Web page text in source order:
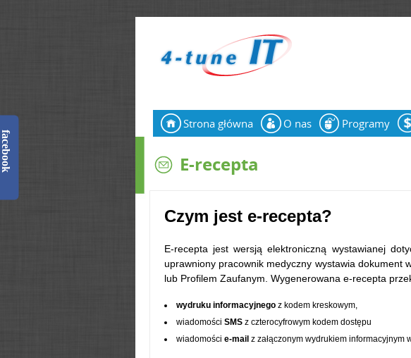
facebook E-recepta
Czym jest e-recepta?
E-recepta jest wersją elektroniczną wystawianej
uprawniony pracownik medyczny wystawia dokument
lub Profilem Zaufanym. Wygenerowana e-recepta
wydruku informacyjnego z kodem kreskowym,
wiadomości SMS z czterocyfrowym kodem dostępu
wiadomości e-mail z załączonym wydrukiem informacyjnym
N
w
a
c
Strona główna O nas Programy